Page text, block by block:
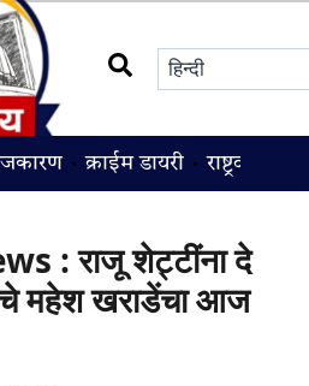
क्राईम डायरी राष्ट्रवादी
: राजू शेट्टींना दे
महेश खराडेंचा आज